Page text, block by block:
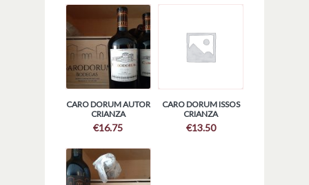
CARO DORUM AUTOR
CRIANZA
€16.75
CARO DORUM ISSOS
CRIANZA
€13.50